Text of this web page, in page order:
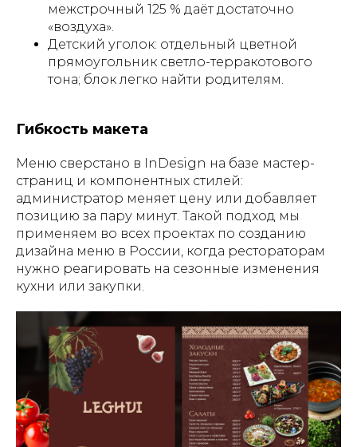
межстрочный 125 % даёт достаточно
«воздуха».
Детский уголок: отдельный цветной
прямоугольник светло-терракотового
тона; блок легко найти родителям.
Гибкость макета
Меню сверстано в InDesign на базе мастер-
страниц и компонентных стилей:
администратор меняет цену или добавляет
позицию за пару минут. Такой подход мы
применяем во всех проектах по созданию
дизайна меню в России, когда рестораторам
нужно реагировать на сезонные изменения
кухни или закупки.